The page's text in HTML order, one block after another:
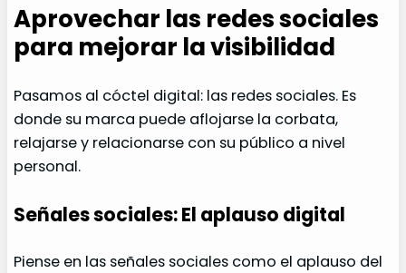
Aprovechar las redes sociales
para mejorar la visibilidad
Pasamos al cóctel digital: las redes sociales. Es
donde su marca puede aflojarse la corbata,
relajarse y relacionarse con su público a nivel
personal.
Señales sociales: El aplauso digital
Piense en las señales sociales como el aplauso del